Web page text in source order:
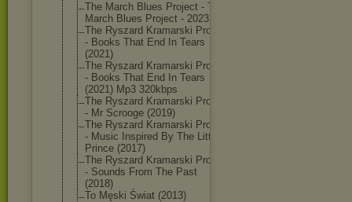
The March Blues Project - The
March Blues Project - 2023
The Ryszard Kramarski Project
- Books That End In Tears
(2021)
The Ryszard Kramarski Project
- Books That End In Tears
(2021) Mp3 320kbps
The Ryszard Kramarski Project
- Mr Scrooge (2019)
The Ryszard Kramarski Project
- Music Inspired By The Little
Prince (2017)
The Ryszard Kramarski Project
- Sounds From The Past
(2018)
To Męski Świat (2013)